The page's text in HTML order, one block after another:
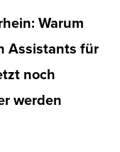
Warum
Assistants für
noch
werden